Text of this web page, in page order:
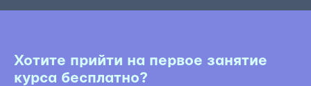
Хотите прийти на первое занятие
курса бесплатно?